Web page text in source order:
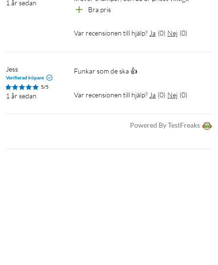
1 år sedan
Bra pris
Var recensionen till hjälp? Ja (0) Nej (0)
Jess
Verifierad köpare
5/5
1 år sedan
Funkar som de ska 👍
Var recensionen till hjälp? Ja (0) Nej (0)
Powered By TestFreaks